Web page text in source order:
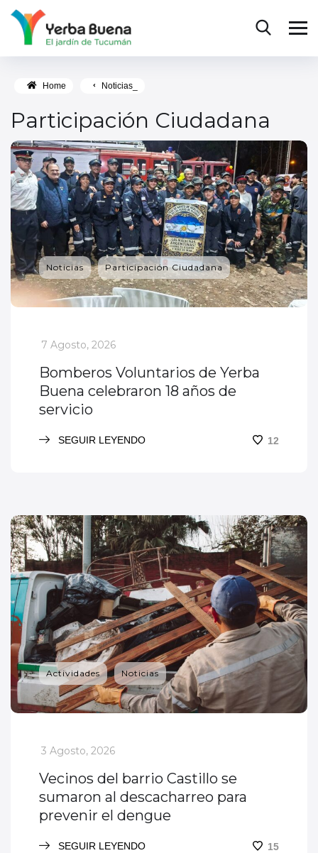
Home Noticias_
Participación Ciudadana
Noticias Participación Ciudadana
_
7 Agosto, 2026
Bomberos Voluntarios de Yerba
Buena celebraron 18 años de
servicio
SEGUIR LEYENDO 12
Actividades Noticias
_
3 Agosto, 2026
Vecinos del barrio Castillo se
sumaron al descacharreo para
prevenir el dengue
SEGUIR LEYENDO 15